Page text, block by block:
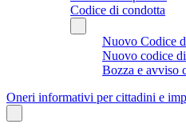
Codice di condotta
Nuovo Codice
Nuovo codice
Bozza e avviso
Oneri informativi per cittadini e